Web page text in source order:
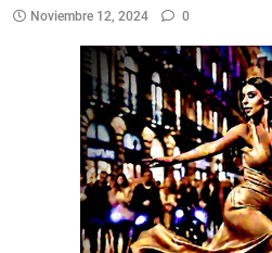
Noviembre 12, 2024 0